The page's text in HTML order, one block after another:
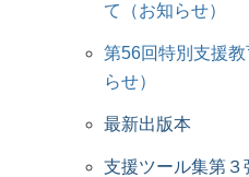
て（お知らせ）
第56回特別支援
らせ）
最新出版本
支援ツール集第３